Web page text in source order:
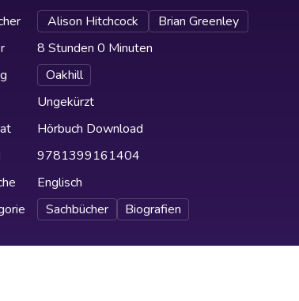
Alison Hitchcock
Brian Greenley
8 Stunden 0 Minuten
Oakhill
Ungekürzt
Hörbuch Download
9781399161404
Englisch
Sachbücher Biografien